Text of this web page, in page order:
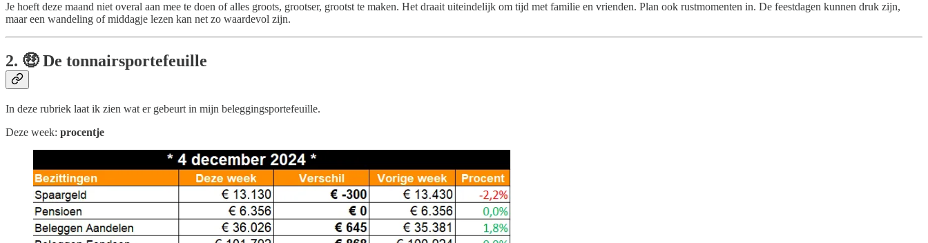
Je hoeft deze maand niet overal aan mee te doen of alles groots, grootser, grootst te maken. Het draait uiteindelijk om tijd met familie en vrienden. Plan ook rustmomenten in. De feestdagen kunnen druk zijn,
maar een wandeling of middagje lezen kan net zo waardevol zijn.
2. 🤑 De tonnairsportefeuille
In deze rubriek laat ik zien wat er gebeurt in mijn beleggingsportefeuille.
Deze week: procentje